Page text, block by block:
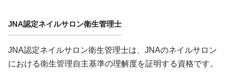
JNA認定ネイルサロン衛生管理士
JNA認定ネイルサロン衛生管理士は、JNAのネイルサロン
における衛生管理自主基準の理解度を証明する資格です。